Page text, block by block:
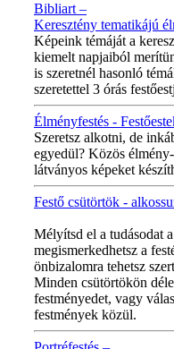
Bibliart –
Keresztény tematikájú
Képeink témáját a
kiemelt napjaiból
is szeretnél hasonló
szeretettel 3 órás
Élményfestés -
Szeretsz alkotni, de
egyedül? Közös
látványos képeket
Festő csütörtök -
Mélyítsd el a tudásodat
megismerkedhetsz a
önbizalomra tehetsz
Minden csütörtökön
festményedet, vagy
festmények közül.